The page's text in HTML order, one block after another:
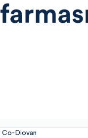
Co-Diovan